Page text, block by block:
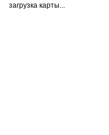
загрузка карты...